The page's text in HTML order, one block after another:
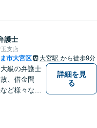
護士
支店
市大宮区 大宮駅 から徒歩9分
大級の弁護士
、借金問
ど様々な問
詳細を見
る